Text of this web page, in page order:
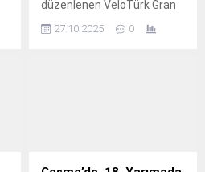
düzenlenen VeloTürk Gran
Yarışı, hafta sonu
27.10.2025 0